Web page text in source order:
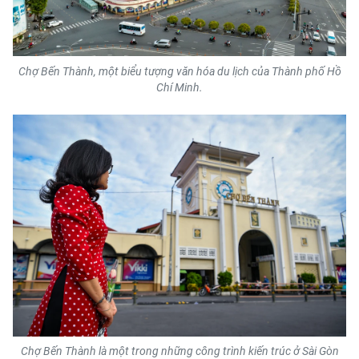
Chợ Bến Thành, một biểu tượng văn hóa du lịch của Thành phố Hồ
Chí Minh.
Chợ Bến Thành là một trong những công trình kiến trúc ở Sài Gòn